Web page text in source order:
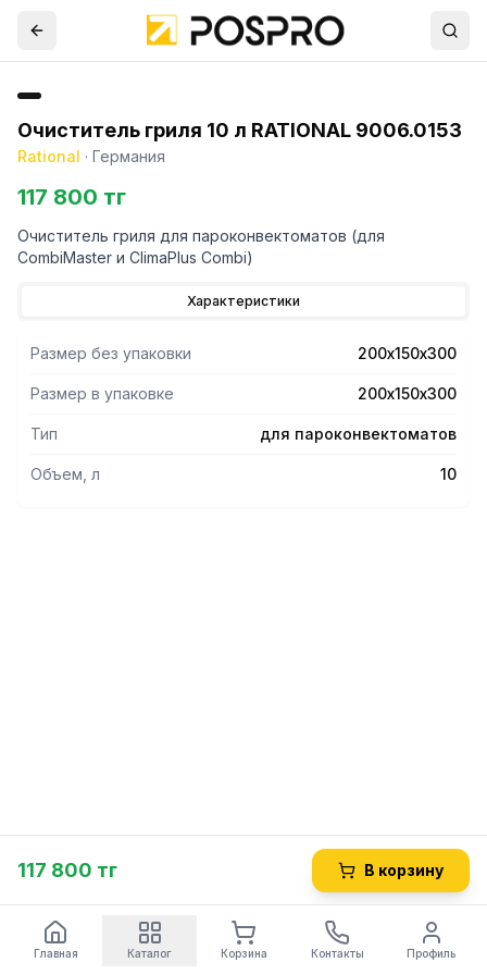
Очиститель гриля 10 л RATIONAL 9006.0153
Rational · Германия
117 800 тг
Очиститель гриля для пароконвектоматов (для
CombiMaster и ClimaPlus Combi)
Характеристики
Размер без упаковки 200х150х300
Размер в упаковке 200х150х300
Тип для пароконвектоматов
Объем, л 10
117 800 тг В корзину
Главная Каталог Корзина Контакты Профиль